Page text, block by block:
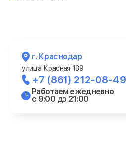
г. Краснодар
улица Красная 139
+7 (861) 212-08-49
Работаем ежедневно
с 9:00 до 21:00